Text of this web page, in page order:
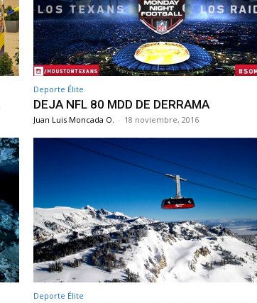
Deporte Élite
DEJA NFL 80 MDD DE DERRAMA
Juan Luis Moncada O. - 18 noviembre, 2016
Deporte Élite